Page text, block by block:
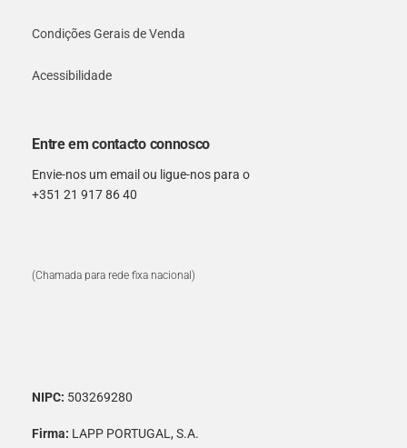
Condições Gerais de Venda
Acessibilidade
Entre em contacto connosco
Envie-nos um email ou ligue-nos para o
+351 21 917 86 40
(Chamada para rede fixa nacional)
NIPC: 503269280
Firma: LAPP PORTUGAL, S.A.